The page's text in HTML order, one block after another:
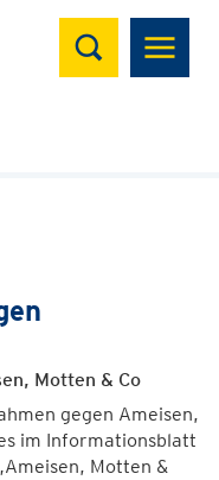
Suchen
Motten & Co
gegen Ameisen,
im Informationsblatt
Motten &